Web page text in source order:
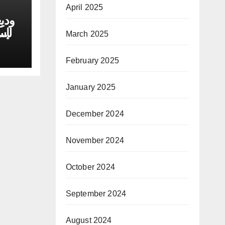
April 2025
March 2025
February 2025
January 2025
December 2024
November 2024
October 2024
September 2024
August 2024